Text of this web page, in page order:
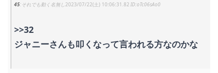
45 それでも動く名無し 2023/07/22(土) 10:06:31.82 oTc06sAo0
>>32
ジャニーさんも叩くなって言われる方なのかな